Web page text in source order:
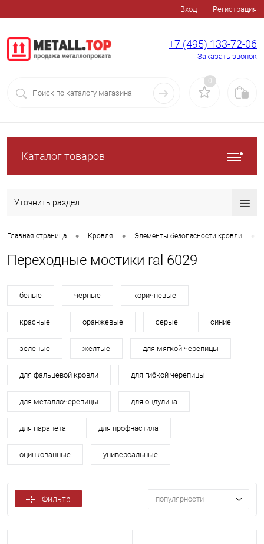
Вход Регистрация
+7 (495) 133-72-06
Заказать звонок
0
Каталог товаров
Уточнить раздел
Главная страница • Кровля • Элементы безопасности кровли
Переходные мостики ral 6029
белые чёрные коричневые
красные оранжевые серые синие
зелёные желтые для мягкой черепицы
для фальцевой кровли для гибкой черепицы
для металлочерепицы для ондулина
для парапета для профнастила
оцинкованные универсальные
Фильтр популярности